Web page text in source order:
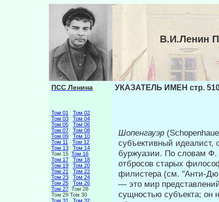
В.И.Ленин
ПСС Ленина
Том 01
Том 02
Том 03
Том 04
Том 05
Том 06
Том 07
Том 08
Том 09
Том 10
Том 11
Том 12
Том 13
Том 14
Том 15 Том 16
Том 17
Том 18
Том 19
Том 20
Том 21
Том 22
Том 23
Том 24
Том 25
Том 26
Том 27 Том 28
Том 29 Том 30
Том 31
Том 32
УКАЗАТЕЛЬ ИМЕН стр.
Шопенгауэр
субъективный идеалист,
буржуазии. По словам Ф.
отбросов старых
фили­стера (см. "Анти-
— это мир
сущностью субъекта; он